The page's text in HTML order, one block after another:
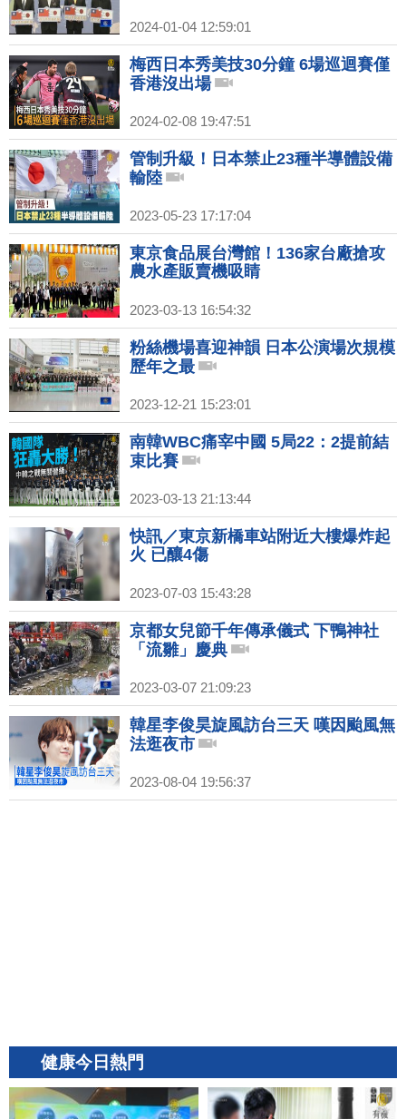
2024-01-04 12:59:01
梅西日本秀美技30分鐘 6場巡迴賽僅
香港沒出場
2024-02-08 19:47:51
管制升級！日本禁止23種半導體設備
輸陸
2023-05-23 17:17:04
東京食品展台灣館！136家台廠搶攻
農水產販賣機吸睛
2023-03-13 16:54:32
粉絲機場喜迎神韻 日本公演場次規模
歷年之最
2023-12-21 15:23:01
南韓WBC痛宰中國 5局22：2提前結
束比賽
2023-03-13 21:13:44
快訊／東京新橋車站附近大樓爆炸起
火 已釀4傷
2023-07-03 15:43:28
京都女兒節千年傳承儀式 下鴨神社
「流雛」慶典
2023-03-07 21:09:23
韓星李俊昊旋風訪台三天 嘆因颱風無
法逛夜市
2023-08-04 19:56:37
健康今日熱門